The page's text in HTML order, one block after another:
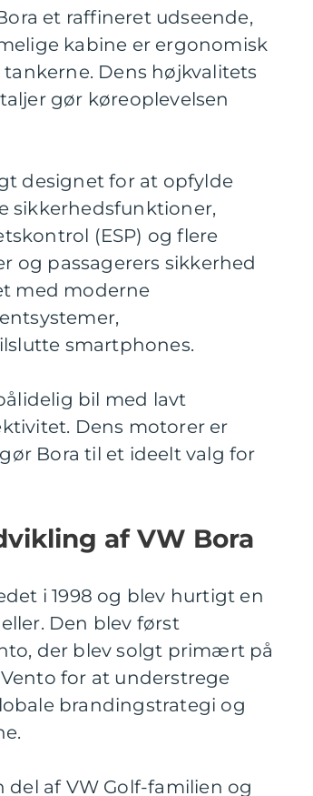
et raffineret udseende,
kabine er ergonomisk
Dens højkvalitets
gør køreoplevelsen
designet for at opfylde
sikkerhedsfunktioner,
(ESP) og flere
og passagerers sikkerhed
med moderne
smartphones.
bil med lavt
Dens motorer er
Bora til et ideelt valg for
af VW Bora
i 1998 og blev hurtigt en
Den blev først
der blev solgt primært på
for at understrege
brandingstrategi og
af VW Golf-familien og